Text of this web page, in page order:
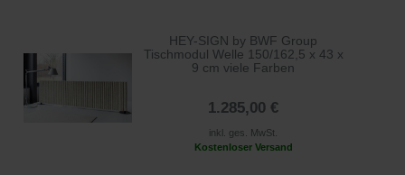
HEY-SIGN by BWF Group
Tischmodul Welle 150/162,5 x 43 x
9 cm viele Farben
1.285,00 €
inkl. ges. MwSt.
Kostenloser Versand